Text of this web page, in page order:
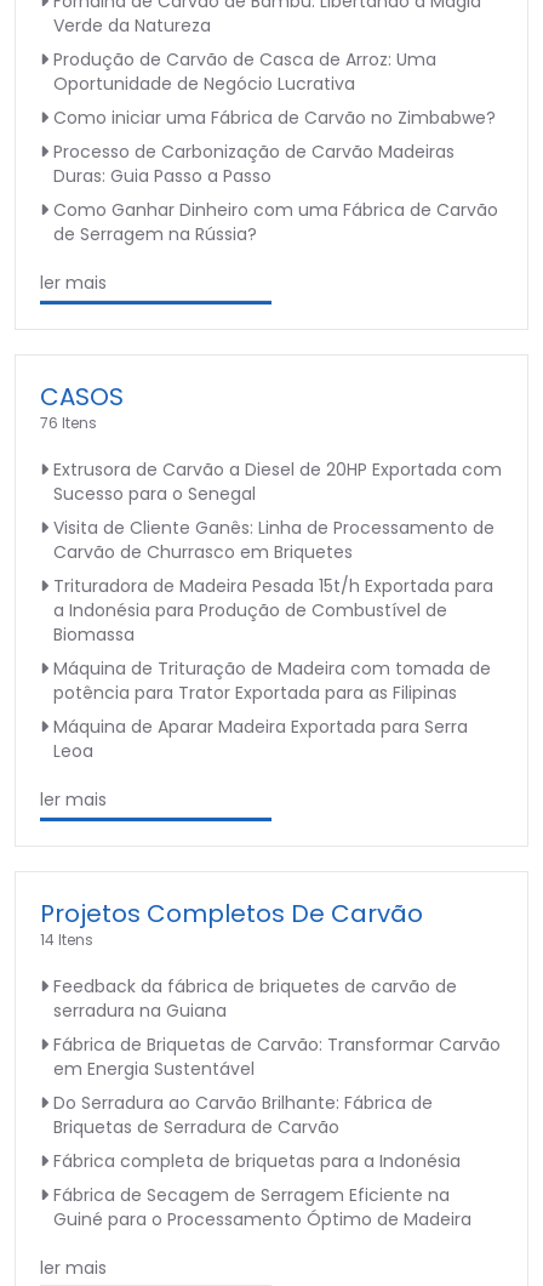
Verde da Natureza
Produção de Carvão de Casca de Arroz: Uma
Oportunidade de Negócio Lucrativa
Como iniciar uma Fábrica de Carvão no Zimbabwe?
Processo de Carbonização de Carvão Madeiras
Duras: Guia Passo a Passo
Como Ganhar Dinheiro com uma Fábrica de Carvão
de Serragem na Rússia?
ler mais
CASOS
76 Itens
Extrusora de Carvão a Diesel de 20HP Exportada com
Sucesso para o Senegal
Visita de Cliente Ganês: Linha de Processamento de
Carvão de Churrasco em Briquetes
Trituradora de Madeira Pesada 15t/h Exportada para
a Indonésia para Produção de Combustível de
Biomassa
Máquina de Trituração de Madeira com tomada de
potência para Trator Exportada para as Filipinas
Máquina de Aparar Madeira Exportada para Serra
Leoa
ler mais
Projetos Completos De Carvão
14 Itens
Feedback da fábrica de briquetes de carvão de
serradura na Guiana
Fábrica de Briquetas de Carvão: Transformar Carvão
em Energia Sustentável
Do Serradura ao Carvão Brilhante: Fábrica de
Briquetas de Serradura de Carvão
Fábrica completa de briquetas para a Indonésia
Fábrica de Secagem de Serragem Eficiente na
Guiné para o Processamento Óptimo de Madeira
ler mais